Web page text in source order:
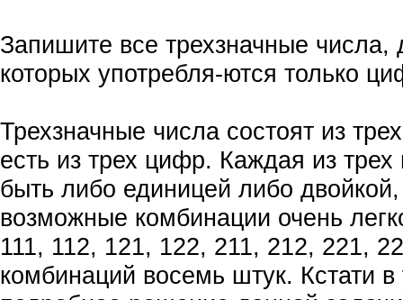
Запишите все трехзначные числа,
которых употребля-ются только
Трехзначные числа состоят из
есть из трех цифр. Каждая из
быть либо единицей либо
возможные комбинации очень
111, 112, 121, 122, 211, 212, 221,
комбинаций восемь штук. Кстати